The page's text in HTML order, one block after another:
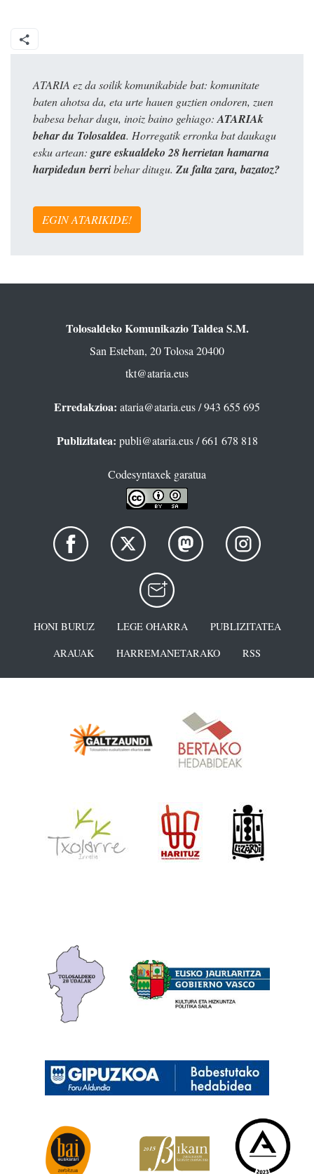
ATARIA ez da soilik komunikabide bat: komunitate
baten ahotsa da, eta urte hauen guztien ondoren, zuen
babesa behar dugu, inoiz baino gehiago: ATARIAk
behar du Tolosaldea. Horregatik erronka bat daukagu
esku artean: gure eskualdeko 28 herrietan hamarna
harpidedun berribehar ditugu. Zu falta zara, bazatoz?
EGIN ATARIKIDE!
Tolosaldeko Komunikazio Taldea S.M.
San Esteban, 20 Tolosa 20400
tkt@ataria.eus
Erredakzioa: ataria@ataria.eus/ 943 655 695
Publizitatea: publi@ataria.eus/ 661 678 818
Codesyntaxek garatua
HONI BURUZ LEGE OHARRA
PUBLIZITATEA
ARAUAK
HARREMANETARAKO RSS